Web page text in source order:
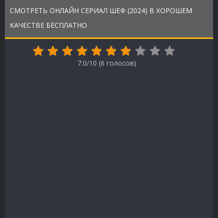
СМОТРЕТЬ ОНЛАЙН СЕРИАЛ ШЕФ (2024) В ХОРОШЕМ
КАЧЕСТВЕ БЕСПЛАТНО
7.0/10 (6 голосов)